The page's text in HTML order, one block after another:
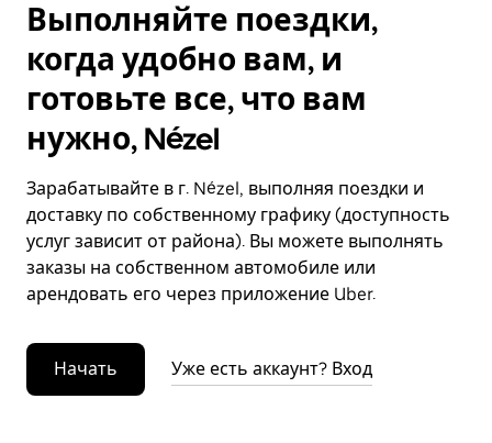
Выполняйте поездки,
когда удобно вам, и
готовьте все, что вам
нужно, Nézel
Зарабатывайте в г. Nézel, выполняя поездки и
доставку по собственному графику (доступность
услуг зависит от района). Вы можете выполнять
заказы на собственном автомобиле или
арендовать его через приложение Uber.
Начать Уже есть аккаунт? Вход